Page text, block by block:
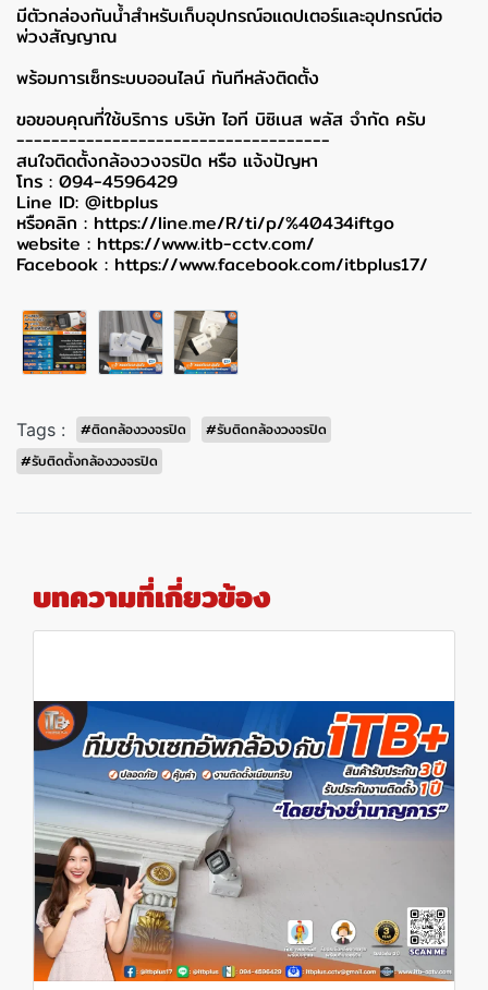
มีตัวกล่องกันน้ำสำหรับเก็บอุปกรณ์อแดปเตอร์และอุปกรณ์ต่อ
พ่วงสัญญาณ
พร้อมการเซ็ทระบบออนไลน์ ทันทีหลังติดตั้ง
ขอขอบคุณที่ใช้บริการ บริษัท ไอที บิซิเนส พลัส จำกัด ครับ
------------------------------------
สนใจติดตั้งกล้องวงจรปิด หรือ แจ้งปัญหา
โทร : 094-4596429
Line ID: @itbplus
หรือคลิก : https://line.me/R/ti/p/%40434iftgo
website : https://www.itb-cctv.com/
Facebook : https://www.facebook.com/itbplus17/
Tags : #ติดกล้องวงจรปิด
#รับติดกล้องวงจรปิด
#รับติดตั้งกล้องวงจรปิด
บทความที่เกี่ยวข้อง